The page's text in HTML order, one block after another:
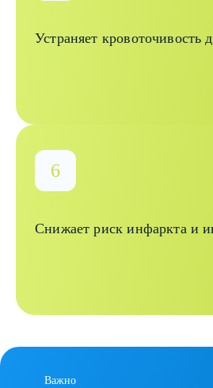
Устраняет кровоточивость
Снижает риск инфаркта и
Важно